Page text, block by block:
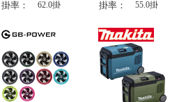
掛率： 62.0掛 掛率： 55.0掛